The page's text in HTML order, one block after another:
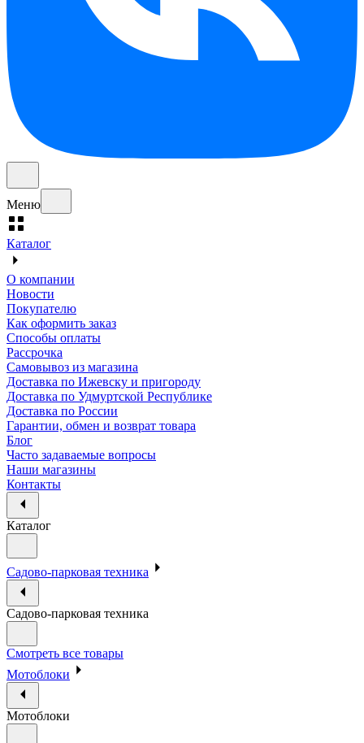
Меню
Каталог
О компании
Новости
Покупателю
Как оформить заказ
Способы оплаты
Рассрочка
Самовывоз из магазина
Доставка по Ижевску и пригороду
Доставка по Удмуртской Республике
Доставка по России
Гарантии, обмен и возврат товара
Блог
Часто задаваемые вопросы
Наши магазины
Контакты
Каталог
Садово-парковая техника
Садово-парковая техника
Смотреть все товары
Мотоблоки
Мотоблоки